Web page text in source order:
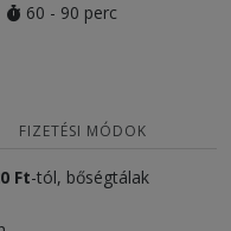
60 - 90 perc
FIZETÉSI MÓDOK
Ft-tól, bőségtálak